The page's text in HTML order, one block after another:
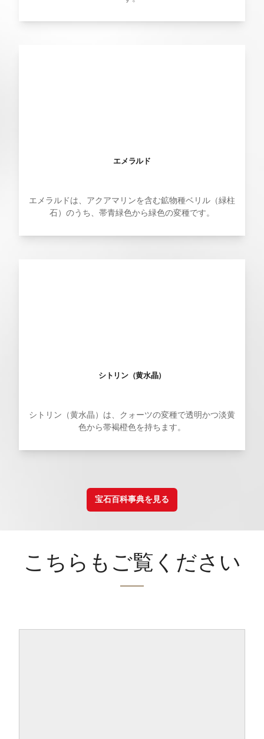
エメラルド
エメラルドは、アクアマリンを含む鉱物種ベリル（緑柱
石）のうち、帯青緑色から緑色の変種です。
シトリン（黄水晶）
シトリン（黄水晶）は、クォーツの変種で透明かつ淡黄
色から帯褐橙色を持ちます。
宝石百科事典を見る
こちらもご覧ください